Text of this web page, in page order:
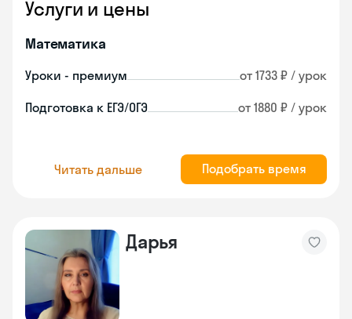
Услуги и цены
Математика
Уроки - премиум от 1733 ₽ / урок
Подготовка к ЕГЭ/ОГЭ от 1880 ₽ / урок
Читать дальше Подобрать время
Дарья